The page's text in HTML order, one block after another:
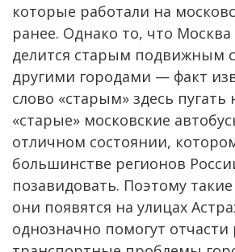
которые работали на
ранее. Однако то, что
делится старым подвижным
другими городами — факт
слово «старым» здесь пугать
«старые» московские
отличном состоянии,
большинстве регионов
позавидовать. Поэтому
они появятся на улицах
однозначно помогут